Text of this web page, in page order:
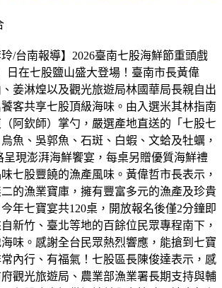
玲/台南報導】2026臺南七股海鮮節重頭戲
日在七股鹽山盛大登場！臺南市長黃偉
姜淋煌以及觀光旅遊局林國華局長親自出
客共享七股頂級海味。由入選米其林指南
阿欽師）掌勺，嚴選產地直送的「七股七
魚、吳郭魚、石斑、白蝦、文蛤及牡蠣，
呈現澎湃海鮮饗宴，每桌另贈優質海鮮禮
七股豐饒的漁產風味。黃偉哲市長表示，
的漁業寶庫，擁有豐富多元的漁產及珍貴
年七寶宴共120桌，開放報名後僅2分鐘即
新竹、臺北等地的百餘位民眾專程南下，
味。感謝全台民眾熱烈響應，能搶到七寶
內行、有福氣！七股區長陳俊達表示，感
觀光旅遊局、農業部漁業署長期支持與輔